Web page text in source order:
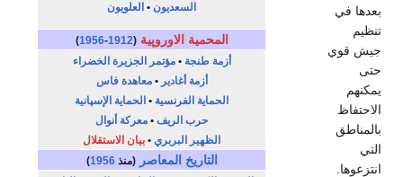
السعديون • العلويون
المحمية الاوروپية (
1912
-
1956
)
أزمة طنجة •مؤتمر الجزيرة الخضراء
أزمة أغادير •معاهدة فاس
الحماية الفرنسية • الحماية الإسپانية
حرب الريف • معركة أنوال
الظهير البربري • بيان الاستقلال
التاريخ المعاصر (منذ1956
)
بعدها في
تنظيم
جيش قوي
حتى
يمكنهم
الاحتفاظ
بالمناطق
التي
انتزعوها.